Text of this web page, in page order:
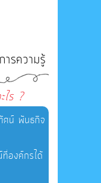
ารความรู้
ไร ?
ศน์ พันธกิจ
องค์กรได้